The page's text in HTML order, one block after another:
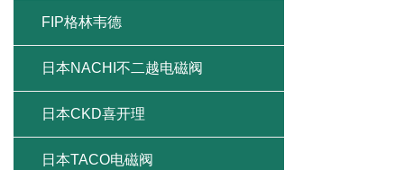
FIP格林韦德
日本NACHI不二越电磁阀
日本CKD喜开理
日本TACO电磁阀